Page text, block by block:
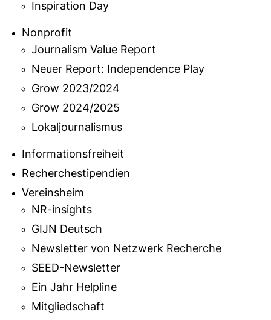
Inspiration Day
Nonprofit
Journalism Value Report
Neuer Report: Independence Play
Grow 2023/2024
Grow 2024/2025
Lokaljournalismus
Informationsfreiheit
Recherchestipendien
Vereinsheim
NR-insights
GIJN Deutsch
Newsletter von Netzwerk Recherche
SEED-Newsletter
Ein Jahr Helpline
Mitgliedschaft